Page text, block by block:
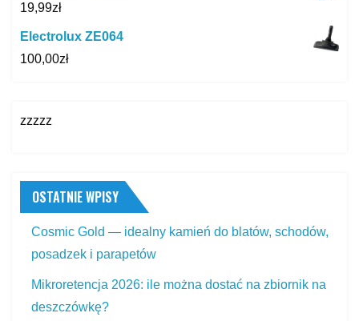
19,99zł
Electrolux ZE064
100,00zł
zzzzz
OSTATNIE WPISY
Cosmic Gold — idealny kamień do blatów, schodów,
posadzek i parapetów
Mikroretencja 2026: ile można dostać na zbiornik na
deszczówkę?